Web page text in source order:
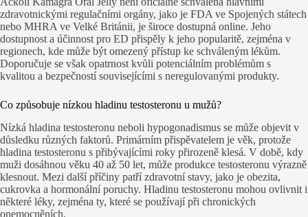
zdravotnickými regulačními orgány, jako je FDA ve Spojených státech
nebo MHRA ve Velké Británii, je široce dostupná online. Jeho
dostupnost a účinnost pro ED přispěly k jeho popularitě, zejména v
regionech, kde může být omezený přístup ke schváleným lékům.
Doporučuje se však opatrnost kvůli potenciálním problémům s
kvalitou a bezpečností souvisejícími s neregulovanými produkty.
Co způsobuje nízkou hladinu testosteronu u mužů?
Nízká hladina testosteronu neboli hypogonadismus se může objevit v
důsledku různých faktorů. Primárním přispěvatelem je věk, protože
hladina testosteronu s přibývajícími roky přirozeně klesá. V době, kdy
muži dosáhnou věku 40 až 50 let, může produkce testosteronu výrazně
klesnout. Mezi další příčiny patří zdravotní stavy, jako je obezita,
cukrovka a hormonální poruchy. Hladinu testosteronu mohou ovlivnit i
některé léky, zejména ty, které se používají při chronických
onemocněních.